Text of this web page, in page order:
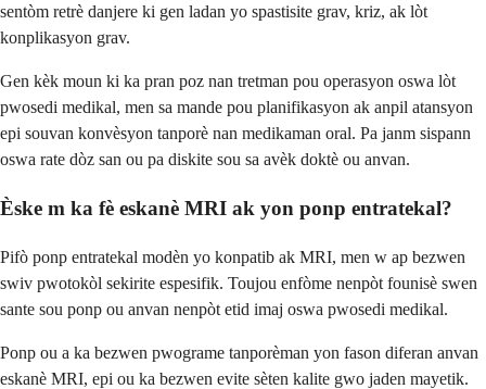
sentòm retrè danjere ki gen ladan yo spastisite grav, kriz, ak lòt
konplikasyon grav.
Gen kèk moun ki ka pran poz nan tretman pou operasyon oswa lòt
pwosedi medikal, men sa mande pou planifikasyon ak anpil atansyon
epi souvan konvèsyon tanporè nan medikaman oral. Pa janm sispann
oswa rate dòz san ou pa diskite sou sa avèk doktè ou anvan.
Èske m ka fè eskanè MRI ak yon ponp entratekal?
Pifò ponp entratekal modèn yo konpatib ak MRI, men w ap bezwen
swiv pwotokòl sekirite espesifik. Toujou enfòme nenpòt founisè swen
sante sou ponp ou anvan nenpòt etid imaj oswa pwosedi medikal.
Ponp ou a ka bezwen pwograme tanporèman yon fason diferan anvan
eskanè MRI, epi ou ka bezwen evite sèten kalite gwo jaden mayetik.